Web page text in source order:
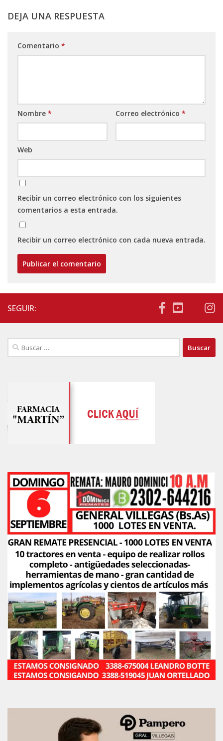
DEJA UNA RESPUESTA
Comentario *
Nombre * Correo electrónico *
Web
Recibir un correo electrónico con los siguientes
comentarios a esta entrada.
Recibir un correo electrónico con cada nueva entrada.
SEGUIR:
Buscar: